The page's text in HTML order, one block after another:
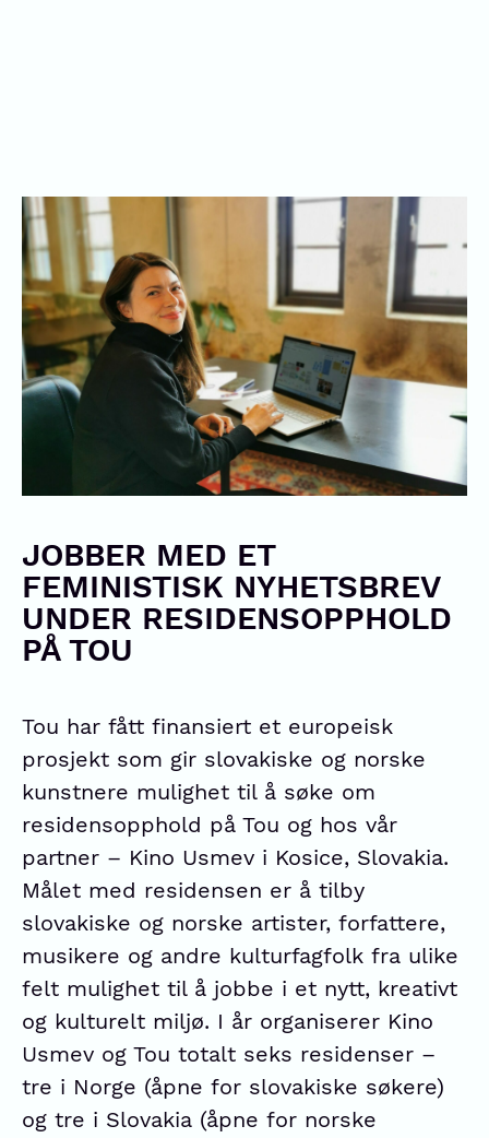
JOBBER MED ET
FEMINISTISK NYHETSBREV
UNDER RESIDENSOPPHOLD
PÅ TOU
Tou har fått finansiert et europeisk
prosjekt som gir slovakiske og norske
kunstnere mulighet til å søke om
residensopphold på Tou og hos vår
partner – Kino Usmev i Kosice, Slovakia.
Målet med residensen er å tilby
slovakiske og norske artister, forfattere,
musikere og andre kulturfagfolk fra ulike
felt mulighet til å jobbe i et nytt, kreativt
og kulturelt miljø. I år organiserer Kino
Usmev og Tou totalt seks residenser –
tre i Norge (åpne for slovakiske søkere)
og tre i Slovakia (åpne for norske